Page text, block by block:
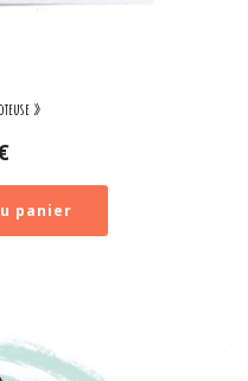
»
panier